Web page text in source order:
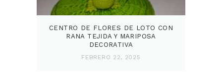
CENTRO DE FLORES DE LOTO CON
RANA TEJIDA Y MARIPOSA
DECORATIVA
FEBRERO 22, 2025